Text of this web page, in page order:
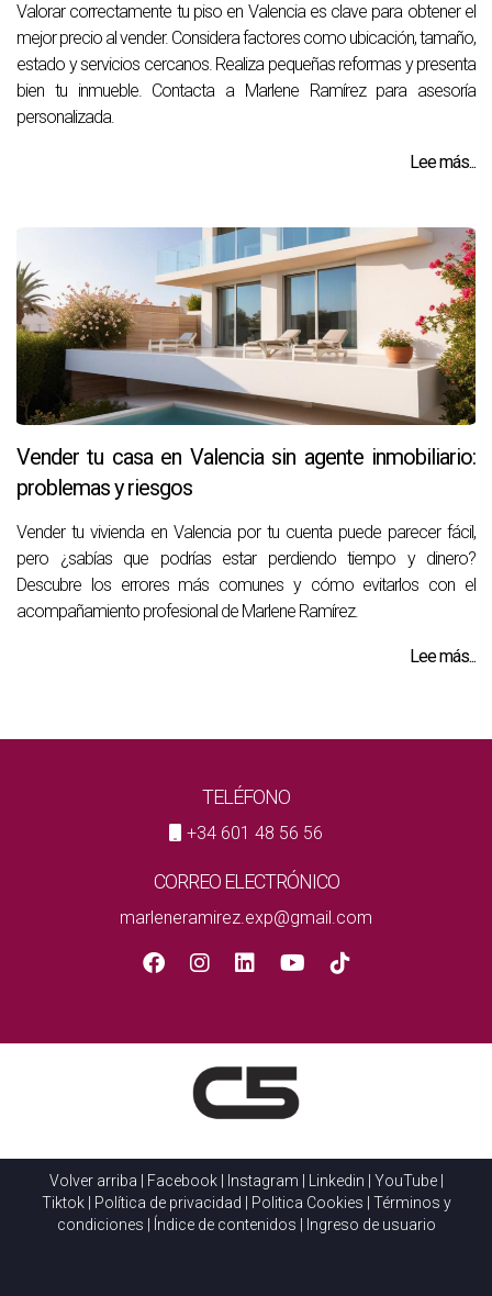
Valorar correctamente tu piso en Valencia es clave para obtener el
mejor precio al vender. Considera factores como ubicación, tamaño,
estado y servicios cercanos. Realiza pequeñas reformas y presenta
bien tu inmueble. Contacta a Marlene Ramírez para asesoría
personalizada.
Lee más...
Vender tu casa en Valencia sin agente inmobiliario:
problemas y riesgos
Vender tu vivienda en Valencia por tu cuenta puede parecer fácil,
pero ¿sabías que podrías estar perdiendo tiempo y dinero?
Descubre los errores más comunes y cómo evitarlos con el
acompañamiento profesional de Marlene Ramírez.
Lee más...
TELÉFONO
+34 601 48 56 56
CORREO ELECTRÓNICO
marleneramirez.exp@gmail.com
Volver arriba Facebook| Instagram Linkedin YouTube|
Tiktok| Política de privacidad Politica Cookies
Términos y
condiciones
Índice de contenidos Ingreso de usuario